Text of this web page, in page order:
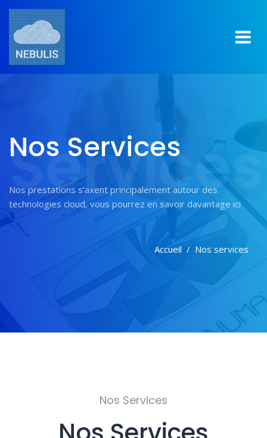
Nos Services
Services
Nos prestations s’axent principalement autour des
technologies cloud, vous pourrez en savoir davantage ici
Accueil Nos services
Nos Services